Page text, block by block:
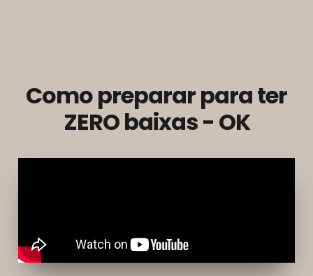
Como preparar para ter
ZERO baixas - OK